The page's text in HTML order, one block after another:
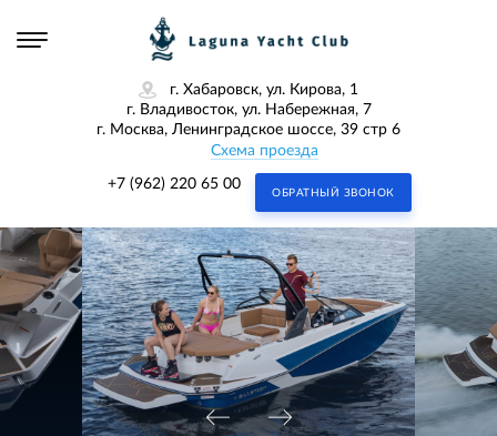
г. Хабаровск, ул. Кирова, 1
г. Владивосток, ул. Набережная, 7
г. Москва, Ленинградское шоссе, 39 стр 6
Схема проезда
+7 (962) 220 65 00
ОБРАТНЫЙ ЗВОНОК